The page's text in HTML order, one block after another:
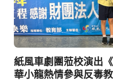
紙風車劇團蒞校演出
華小龍熱情參與反毒